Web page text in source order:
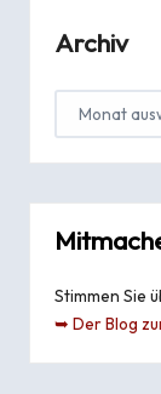
Archiv
Stimmen Sie
➥ Der Blog